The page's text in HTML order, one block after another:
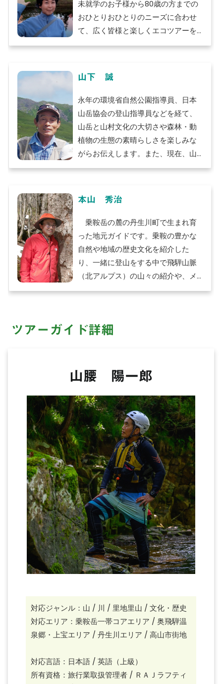
未就学のお子様から80歳の方までの
おひとりおひとりのニーズに合わせ
て、広く皆様と楽しくエコツアーを
楽しんでいただきます。
山下 誠
永年の環境省自然公園指導員、日本
山岳協会の登山指導員などを経て、
山岳と山村文化の大切さや森林・動
植物の生態の素晴らしさを楽しみな
がらお伝えします。また、現在、山
岳・森林の健康増進効用について山
しています。
本山 秀治
乗鞍岳の麓の丹生川町で生まれ育
った地元ガイドです。乗鞍の豊かな
自然や地域の歴史文化を紹介した
り、一緒に登山をする中で飛騨山脈
（北アルプス）の山々の紹介や、メ
ディアに紹介されたこともあるグル
ツアーガイド詳細
山腰 陽一郎
対応ジャンル：山 / 川 / 里地里山 / 文化・歴史
対応エリア：乗鞍岳一帯コアエリア / 奥飛騨温
泉郷・上宝エリア / 丹生川エリア / 高山市街地
対応言語：日本語 / 英語（上級）
所有資格：旅行業取扱管理者 / ＲＡＪラフティ